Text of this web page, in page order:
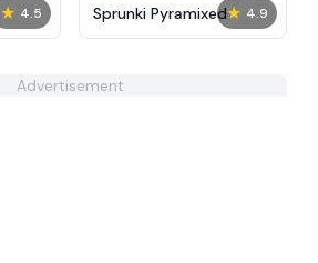
★ 4.5 ★ 4.9
Sprunki Pyramixed
Advertisement